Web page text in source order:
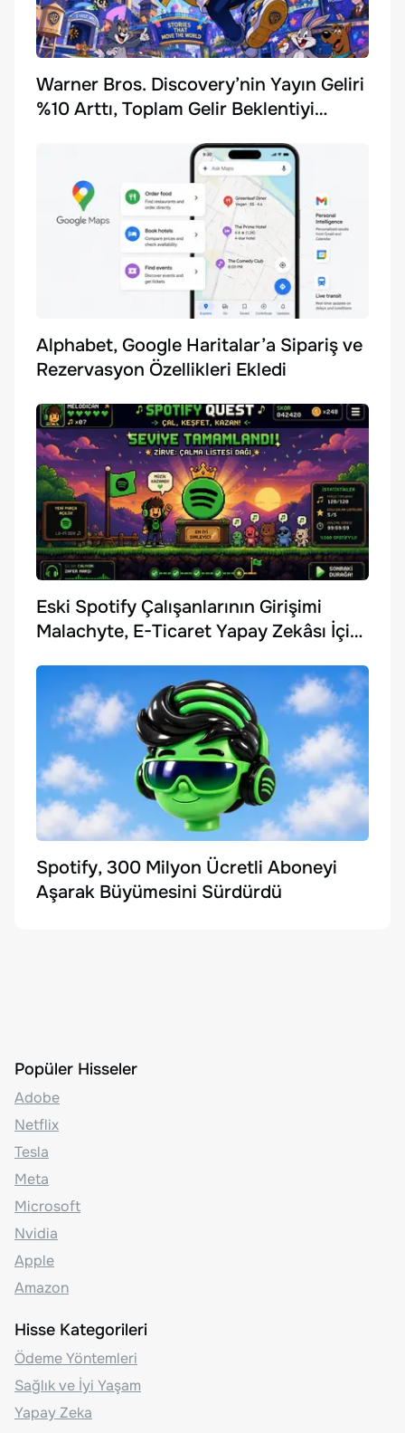
Warner Bros. Discovery’nin Yayın Geliri
%10 Arttı, Toplam Gelir Beklentiyi
Alphabet, Google Haritalar’a Sipariş ve
Rezervasyon Özellikleri Ekledi
Eski Spotify Çalışanlarının Girişimi
Malachyte, E-Ticaret Yapay Zekâsı İçin
Spotify, 300 Milyon Ücretli Aboneyi
Aşarak Büyümesini Sürdürdü
Popüler Hisseler
Adobe
Netflix
Tesla
Meta
Microsoft
Nvidia
Apple
Amazon
Hisse Kategorileri
Ödeme Yöntemleri
Sağlık ve İyi Yaşam
Yapay Zeka